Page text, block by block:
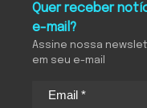
Quer receber
e-mail?
Assine nossa
em seu e-mail